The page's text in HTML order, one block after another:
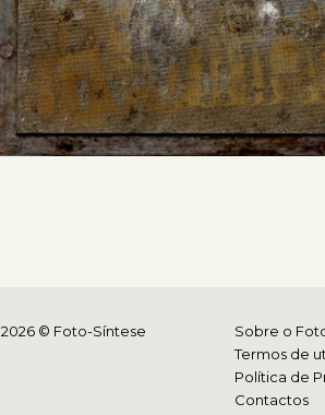
Sobre o
Termos de
Política de
Contactos
2026 © Foto-Síntese